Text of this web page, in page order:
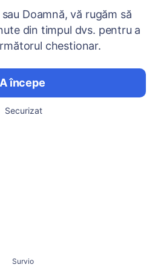
Doamnă, vă rugăm să
din timpul dvs. pentru a
chestionar.
A începe
Securizat
Survio